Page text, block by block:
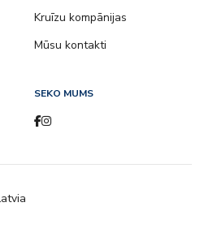
Kruīzu kompānijas
Mūsu kontakti
SEKO MUMS